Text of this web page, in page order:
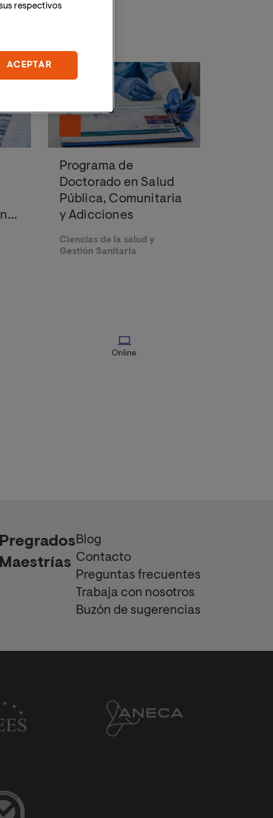
posible.
Programa de
Doctorado en Salud
Pública, Comunitaria
y Adicciones
Ciencias de la salud y
Gestión Sanitaria
Online
Pregrados
Maestrías
Blog
Contacto
Preguntas frecuentes
Trabaja con nosotros
Buzón de sugerencias
respectivos
ACEPTAR